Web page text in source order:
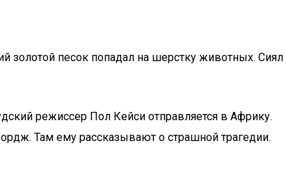
золотой песок попадал на шерстку животных. Сиял
режиссер Пол Кейси отправляется в Африку.
Там ему рассказывают о страшной трагедии.